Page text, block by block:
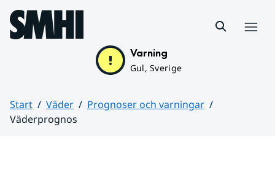
Hoppa till sidans innehåll
Varning
Gul, Sverige
Start Väder
Prognoser och varningar
Väderprognos